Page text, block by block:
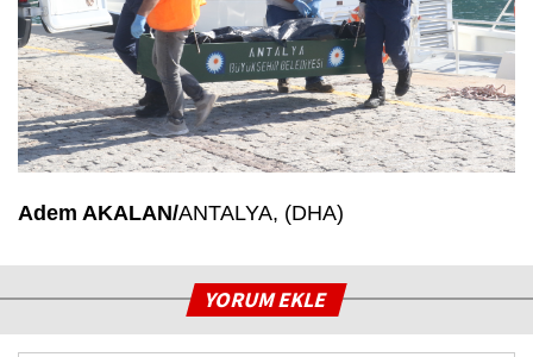
Adem AKALAN/ANTALYA, (DHA)
YORUM EKLE